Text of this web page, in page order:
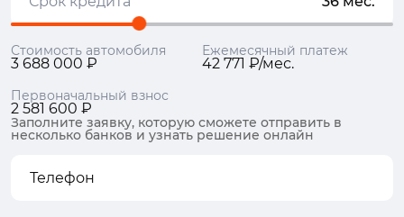
Стоимость автомобиля
3 688 000 ₽
Ежемесячный платеж
42 771 ₽/мес.
Первоначальный взнос
2 581 600 ₽
Заполните заявку, которую сможете отправить в
несколько банков и узнать решение онлайн